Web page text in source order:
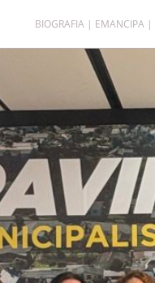
BIOGRAFIA EMANCIPA